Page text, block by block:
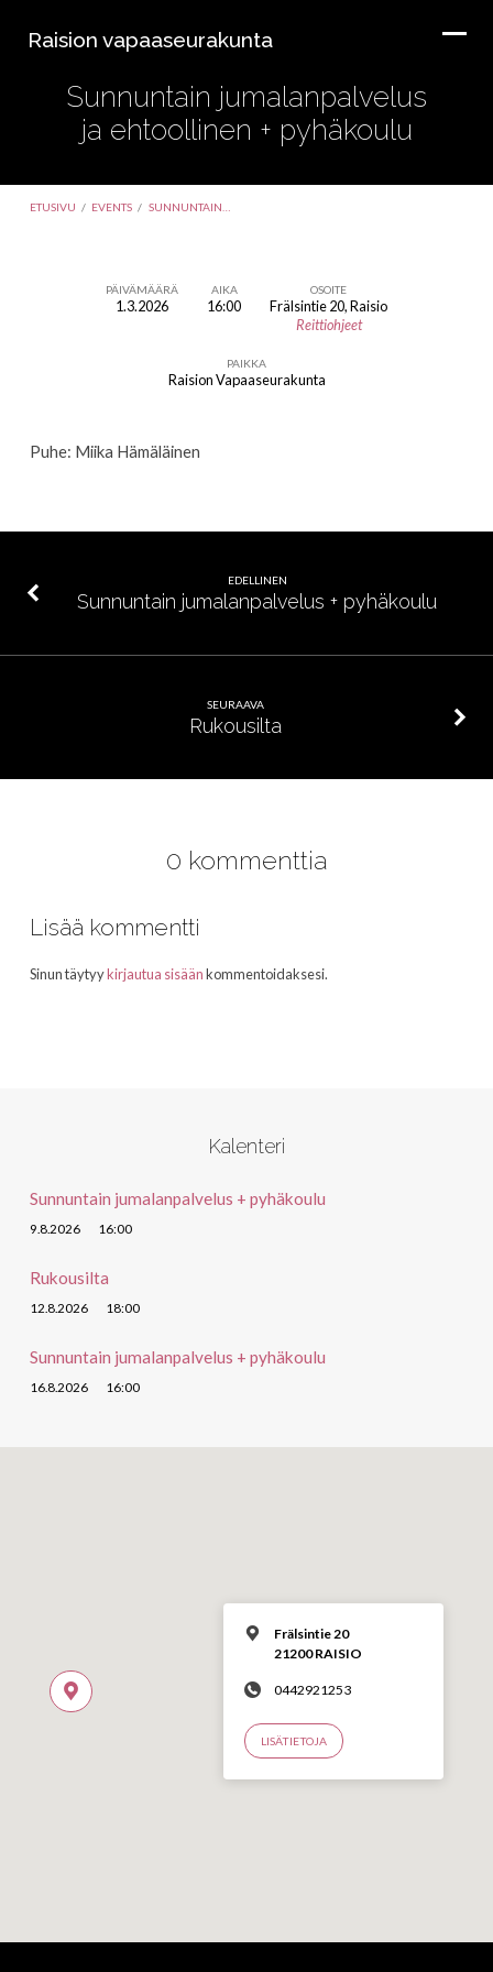
Raision vapaaseurakunta
Sunnuntain jumalanpalvelus
ja ehtoollinen + pyhäkoulu
ETUSIVU / EVENTS / SUNNUNTAIN…
+
PÄIVÄMÄÄRÄ
1.3.2026
AIKA
16:00
OSOITE
Frälsintie 20, Raisio
Reittiohjeet
PAIKKA
Raision Vapaaseurakunta
Puhe: Miika Hämäläinen
EDELLINEN
Sunnuntain jumalanpalvelus + pyhäkoulu
SEURAAVA
Rukousilta
0 kommenttia
Lisää kommentti
Sinun täytyykirjautua sisäänkommentoidaksesi.
Kalenteri
Sunnuntain jumalanpalvelus + pyhäkoulu
9.8.2026 16:00
Rukousilta
12.8.2026 18:00
Sunnuntain jumalanpalvelus + pyhäkoulu
16.8.2026 16:00
Frälsintie 20
21200 RAISIO
0442921253
LISÄTIETOJA